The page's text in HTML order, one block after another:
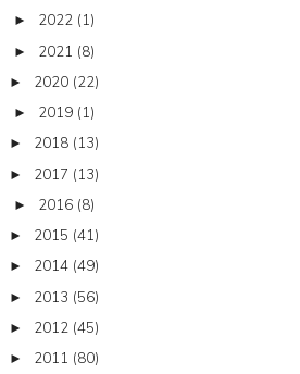
► 2022 (1)
► 2021 (8)
► 2020 (22)
► 2019 (1)
► 2018 (13)
► 2017 (13)
► 2016 (8)
► 2015 (41)
► 2014 (49)
► 2013 (56)
► 2012 (45)
► 2011 (80)